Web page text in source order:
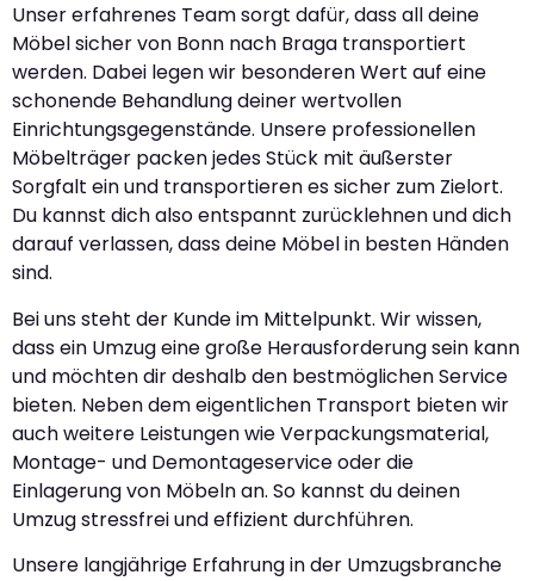
Unser erfahrenes Team sorgt dafür, dass all deine
Möbel sicher von Bonn nach Braga transportiert
werden. Dabei legen wir besonderen Wert auf eine
schonende Behandlung deiner wertvollen
Einrichtungsgegenstände. Unsere professionellen
Möbelträger packen jedes Stück mit äußerster
Sorgfalt ein und transportieren es sicher zum Zielort.
Du kannst dich also entspannt zurücklehnen und dich
darauf verlassen, dass deine Möbel in besten Händen
sind.
Bei uns steht der Kunde im Mittelpunkt. Wir wissen,
dass ein Umzug eine große Herausforderung sein kann
und möchten dir deshalb den bestmöglichen Service
bieten. Neben dem eigentlichen Transport bieten wir
auch weitere Leistungen wie Verpackungsmaterial,
Montage- und Demontageservice oder die
Einlagerung von Möbeln an. So kannst du deinen
Umzug stressfrei und effizient durchführen.
Unsere langjährige Erfahrung in der Umzugsbranche